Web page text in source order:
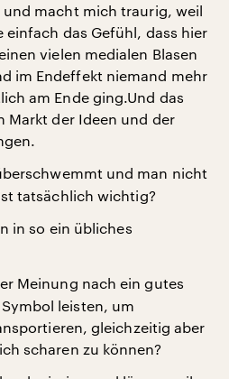
macht mich traurig, weil
einfach das Gefühl, dass hier
vielen medialen Blasen
im Endeffekt niemand mehr
am Ende ging.Und das
der Ideen und der
und man nicht
tatsächlich wichtig?
in so ein übliches
Meinung nach ein gutes
leisten, um
gleichzeitig aber
scharen zu können?